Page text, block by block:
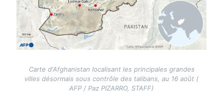
Carte d'Afghanistan localisant les principales grandes
villes désormais sous contrôle des talibans, au 16 août (
AFP / Paz PIZARRO, STAFF)